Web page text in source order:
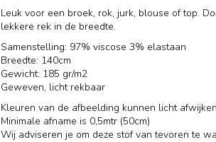
Leuk voor een broek, rok, jurk, blouse of top.
lekkere rek in de breedte.
Samenstelling: 97% viscose 3% elastaan
Breedte: 140cm
Gewicht: 185 gr/m2
Geweven, licht rekbaar
Kleuren van de afbeelding kunnen licht
Minimale afname is 0,5mtr (50cm)
Wij adviseren je om deze stof van tevoren te